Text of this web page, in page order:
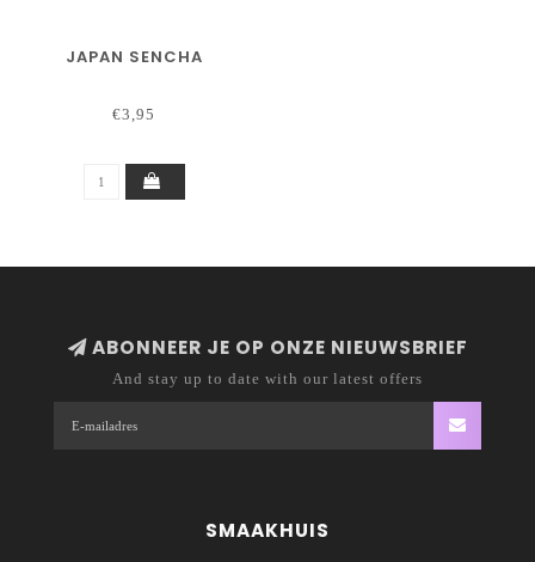
JAPAN SENCHA
€3,95
ABONNEER JE OP ONZE NIEUWSBRIEF
And stay up to date with our latest offers
SMAAKHUIS